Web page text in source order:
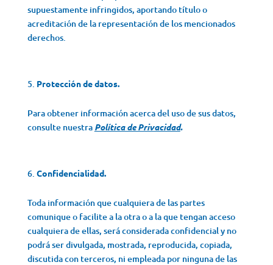
supuestamente infringidos, aportando título o
acreditación de la representación de los mencionados
derechos.
Protección de datos.
Para obtener información acerca del uso de sus datos,
consulte nuestra Política de Privacidad.
Confidencialidad.
Toda información que cualquiera de las partes
comunique o facilite a la otra o a la que tengan acceso
cualquiera de ellas, será considerada confidencial y no
podrá ser divulgada, mostrada, reproducida, copiada,
discutida con terceros, ni empleada por ninguna de las